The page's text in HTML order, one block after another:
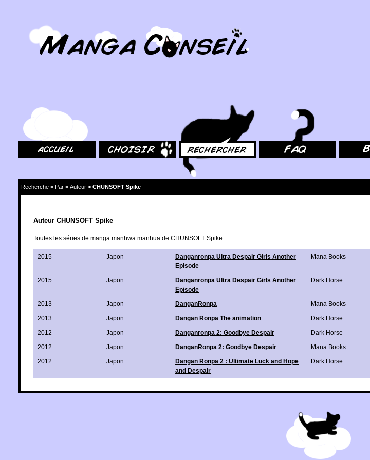
Recherche > Par > Auteur > CHUNSOFT Spike
Auteur CHUNSOFT Spike
Toutes les séries de manga manhwa manhua de CHUNSOFT Spike
2015 Japon
Danganronpa Ultra Despair Girls Another
Episode
Mana Books
2015 Japon
Danganronpa Ultra Despair Girls Another
Episode
Dark Horse
2013 Japon DanganRonpa Mana Books
2013
Japon Dangan Ronpa The animation Dark Horse
2012
Japon Danganronpa 2: Goodbye Despair Dark Horse
2012
Japon DanganRonpa 2: Goodbye Despair Mana Books
2012
Japon
Dangan Ronpa 2 : Ultimate Luck and Hope
and Despair
Dark Horse